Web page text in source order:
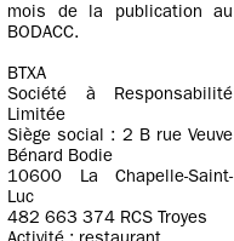
mois de la publication au
BODACC.
BTXA
Société à Responsabilité
Limitée
Siège social : 2 B rue Veuve
Bénard Bodie
10600 La Chapelle-Saint-
Luc
482 663 374 RCS Troyes